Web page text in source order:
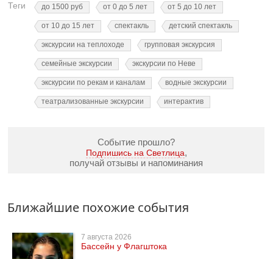
Теги до 1500 руб от 0 до 5 лет от 5 до 10 лет
от 10 до 15 лет спектакль детский спектакль
экскурсии на теплоходе групповая экскурсия
семейные экскурсии экскурсии по Неве
экскурсии по рекам и каналам водные экскурсии
театрализованные экскурсии интерактив
Событие прошло?
Подпишись на Светлица,
получай отзывы и напоминания
Ближайшие похожие события
7 августа 2026
Бассейн у Флагштока